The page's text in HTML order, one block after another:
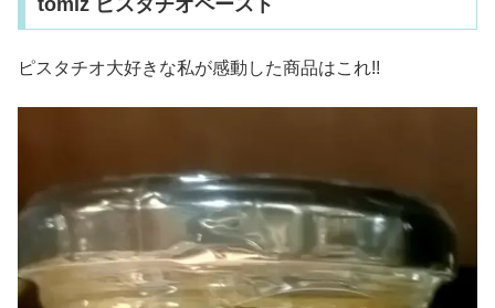
tomiz ピスタチオペースト
ピスタチオ大好きな私が感動した商品はこれ!!